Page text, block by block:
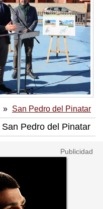
San Pedro del Pinatar
San Pedro del Pinatar